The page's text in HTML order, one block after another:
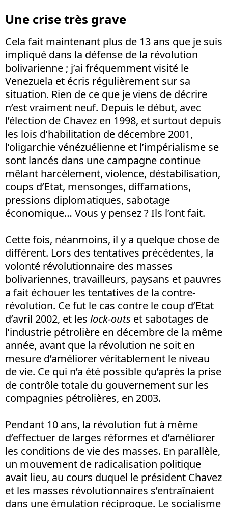
Une crise très grave
Cela fait maintenant plus de 13 ans que je suis
impliqué dans la défense de la révolution
bolivarienne ; j’ai fréquemment visité le
Venezuela et écris régulièrement sur sa
situation. Rien de ce que je viens de décrire
n’est vraiment neuf. Depuis le début, avec
l’élection de Chavez en 1998, et surtout depuis
les lois d’habilitation de décembre 2001,
l’oligarchie vénézuélienne et l’impérialisme se
sont lancés dans une campagne continue
mêlant harcèlement, violence, déstabilisation,
coups d’Etat, mensonges, diffamations,
pressions diplomatiques, sabotage
économique… Vous y pensez ? Ils l’ont fait.
Cette fois, néanmoins, il y a quelque chose de
différent. Lors des tentatives précédentes, la
volonté révolutionnaire des masses
bolivariennes, travailleurs, paysans et pauvres
a fait échouer les tentatives de la contre-
révolution. Ce fut le cas contre le coup d’Etat
d’avril 2002, et les lock-outs et sabotages de
l’industrie pétrolière en décembre de la même
année, avant que la révolution ne soit en
mesure d’améliorer véritablement le niveau
de vie. Ce qui n’a été possible qu’après la prise
de contrôle totale du gouvernement sur les
compagnies pétrolières, en 2003.
Pendant 10 ans, la révolution fut à même
d’effectuer de larges réformes et d’améliorer
les conditions de vie des masses. En parallèle,
un mouvement de radicalisation politique
avait lieu, au cours duquel le président Chavez
et les masses révolutionnaires s’entraînaient
dans une émulation réciproque. Le socialisme